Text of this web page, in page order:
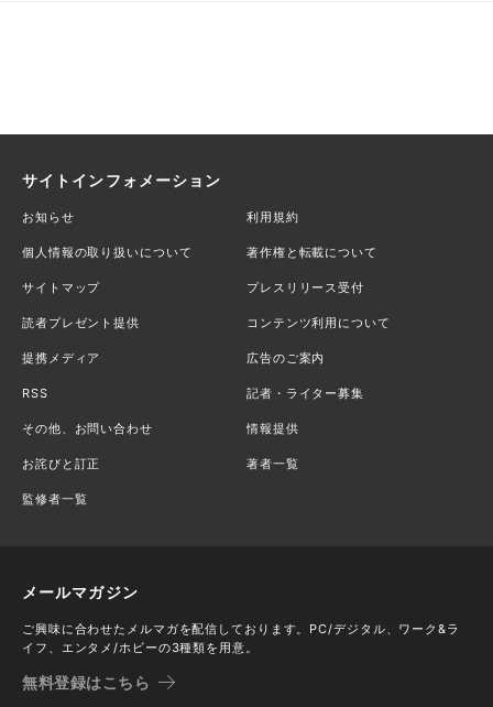
サイトインフォメーション
お知らせ 利用規約
個人情報の取り扱いについて 著作権と転載について
サイトマップ プレスリリース受付
読者プレゼント提供 コンテンツ利用について
提携メディア 広告のご案内
RSS 記者・ライター募集
その他、お問い合わせ 情報提供
お詫びと訂正 著者一覧
監修者一覧
メールマガジン
ご興味に合わせたメルマガを配信しております。PC/デジタル、ワーク&ラ
イフ、エンタメ/ホビーの3種類を用意。
無料登録はこちら